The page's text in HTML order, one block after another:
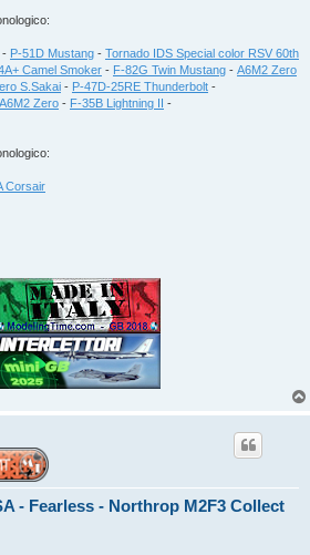
- P-51D Mustang - Tornado IDS Special color RSV 60th
Camel Smoker - F-82G Twin Mustang - A6M2 Zero
S.Sakai - P-47D-25RE Thunderbolt -
Zero - F-35B Lightning II -
Corsair
- Fearless - Northrop M2F3 Collect